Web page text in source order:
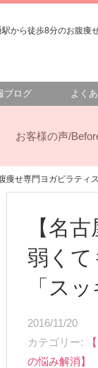
駅から徒歩8分のお腹痩
ブログ よく
お客様の声/
痩せ専門ヨガピラティ
【名
弱く
「ス
2016/11/20
カテゴリー
の悩み解消】